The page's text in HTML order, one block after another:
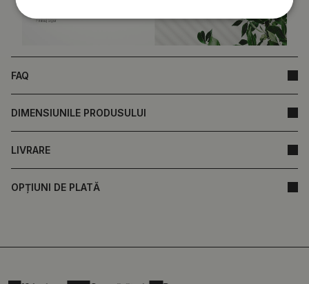
FAQ
DIMENSIUNILE PRODUSULUI
LIVRARE
OPȚIUNI DE PLATĂ